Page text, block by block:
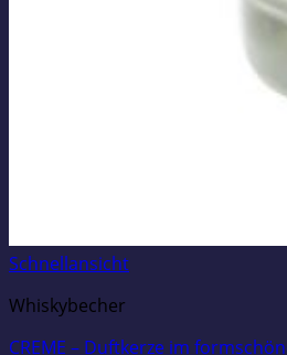
Schnellansicht
Whiskybecher
CREME – Duftkerze im